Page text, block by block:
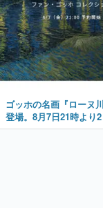
ゴッホの名画『ローヌ
登場。8月7日21時より